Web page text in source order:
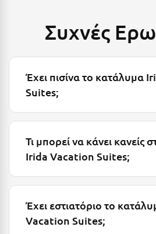
Κυπαρισσία
Κως
Λαγκάδια
Λακόπετρα Αχαΐας
Λεπτοκαρυά
Συχνές
Έχει πισίνα το κατάλυμα
Suites;
Τι μπορεί να κάνει κανείς
Irida Vacation Suites;
Έχει εστιατόριο το
Vacation Suites;